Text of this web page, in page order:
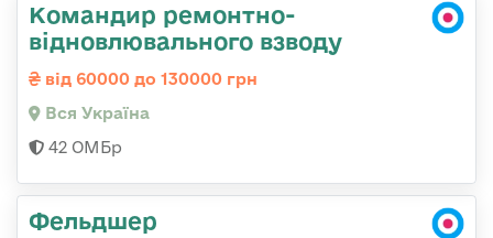
Командир ремонтно-
відновлювального взводу
від 60000 до 130000 грн
Вся Україна
42 ОМБр
Фельдшер